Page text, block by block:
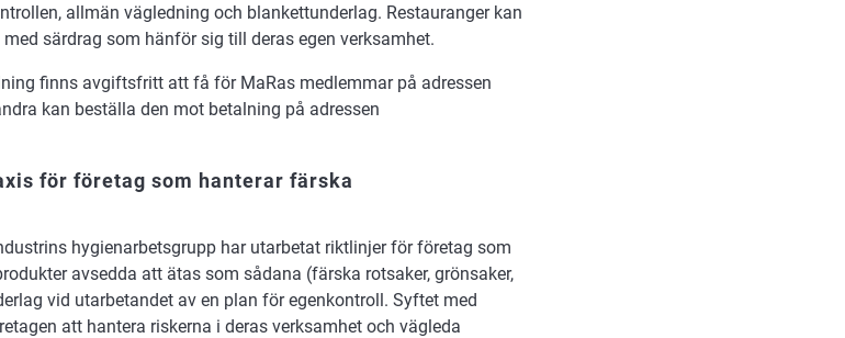
allmän vägledning och blankettunderlag. Restauranger kan
särdrag som hänför sig till deras egen verksamhet.
finns avgiftsfritt att få för MaRas medlemmar på adressen
kan beställa den mot betalning på adressen
för företag som hanterar färska
hygienarbetsgrupp har utarbetat riktlinjer för företag som
avsedda att ätas som sådana (färska rotsaker, grönsaker,
vid utarbetandet av en plan för egenkontroll. Syftet med
att hantera riskerna i deras verksamhet och vägleda